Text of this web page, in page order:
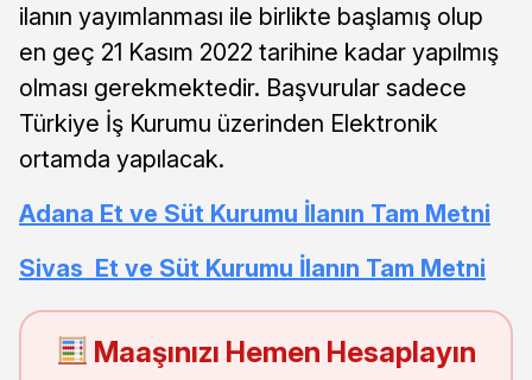
ilanın yayımlanması ile birlikte başlamış olup
en geç 21 Kasım 2022 tarihine kadar yapılmış
olması gerekmektedir. Başvurular sadece
Türkiye İş Kurumu üzerinden Elektronik
ortamda yapılacak.
Adana Et ve Süt Kurumu İlanın Tam Metni
Sivas Et ve Süt Kurumu İlanın Tam Metni
Maaşınızı Hemen Hesaplayın